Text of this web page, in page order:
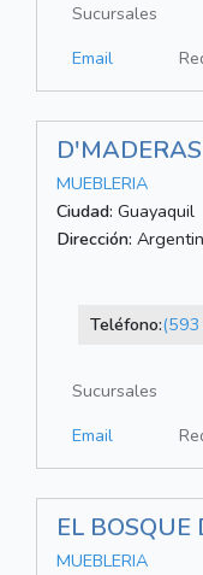
Sucursales
Email
MUEBLERIA
Ciudad: Guayaquil
Dirección:
Teléfono:
Sucursales
Email
EL BOSQUE
MUEBLERIA